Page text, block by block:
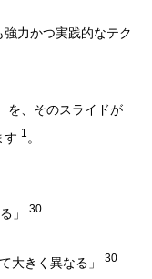
力かつ実践的なテク
を、そのスライドが
す 1 。
る」30
大きく異なる」30